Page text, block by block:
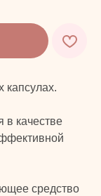
капсулах.
в качестве
средство